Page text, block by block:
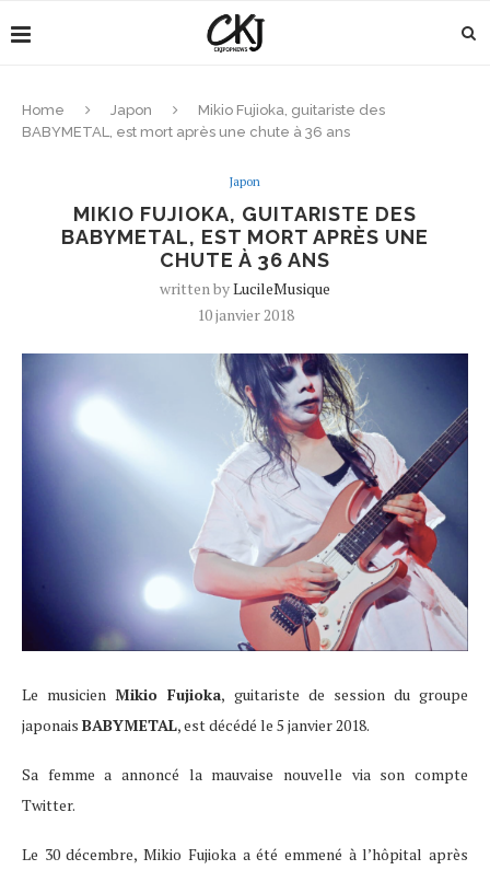
Home Japon
Mikio Fujioka, guitariste des
BABYMETAL, est mort après une chute à 36 ans
Japon
MIKIO FUJIOKA, GUITARISTE DES
BABYMETAL, EST MORT APRÈS UNE
CHUTE À 36 ANS
written byLucileMusique
10 janvier 2018
Le musicienMikio Fujioka, guitariste de session du groupe
japonais BABYMETAL, est décédé le 5 janvier 2018.
Sa femme a annoncé la mauvaise nouvelle via son compte
Twitter.
Le 30 décembre, Mikio Fujioka a été emmené à l’hôpital après